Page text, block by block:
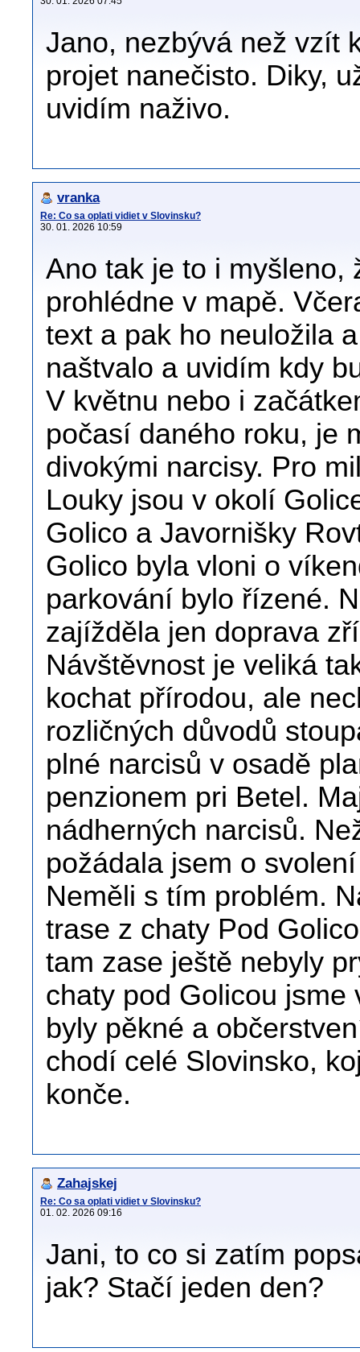
Jano, nezbývá než vzít
projet nanečisto. Diky,
uvidím naživo.
vranka
Re: Co sa oplati vidiet v Slovinsku?
30. 01. 2026 10:59
Ano tak je to i myšleno,
prohlédne v mapě.
text a pak ho neuložila
naštvalo a uvidím kdy
V květnu nebo i
počasí daného roku, je
divokými narcisy. Pro
Louky jsou v okolí
Golico a Javornišky
Golico byla vloni o
parkování bylo řízené.
zajížděla jen doprava
Návštěvnost je veliká
kochat přírodou, ale
rozličných důvodů
plné narcisů v osadě
penzionem pri Betel.
nádherných narcisů.
požádala jsem o
Neměli s tím problém.
trase z chaty Pod
tam zase ještě nebyly
chaty pod Golicou jsme
byly pěkné a
chodí celé Slovinsko,
konče.
Zahajskej
Re: Co sa oplati vidiet v Slovinsku?
01. 02. 2026 09:16
Jani, to co si zatím
jak? Stačí jeden den?